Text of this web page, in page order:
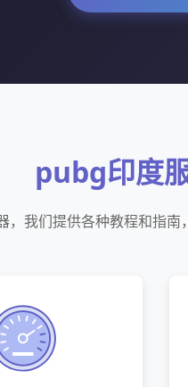
pubg印度
我们提供各种教程和指南